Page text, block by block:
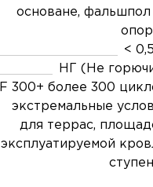
основане, фальшпол
<
НГ (Не
F 300+ более 300
экстремальные
для террас,
эксплуатируемой